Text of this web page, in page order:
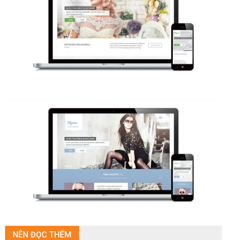
NÊN ĐỌC THÊM